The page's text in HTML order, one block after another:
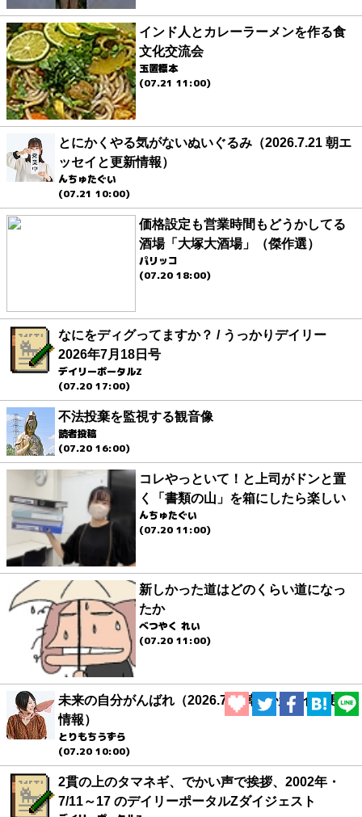
インド人とカレーラーメンを作る食
文化交流会
玉置標本
(07.21 11:00)
とにかくやる気がないぬいぐるみ（2026.7.21 朝エ
ッセイと更新情報）
んちゅたぐい
(07.21 10:00)
価格設定も営業時間もどうかしてる
酒場「大塚大酒場」（傑作選）
パリッコ
(07.20 18:00)
なにをディグってますか？ / うっかりデイリー
2026年7月18日号
デイリーポータルZ
(07.20 17:00)
不法投棄を監視する観音像
読者投稿
(07.20 16:00)
コレやっといて！と上司がドンと置
く「書類の山」を箱にしたら楽しい
んちゅたぐい
(07.20 11:00)
新しかった道はどのくらい道になっ
たか
べつやく れい
(07.20 11:00)
未来の自分がんばれ（2026.7.20 朝エッセイと更新
情報）
とりもちうずら
(07.20 10:00)
2貫の上のタマネギ、でかい声で挨拶、2002年・
7/11～17 のデイリーポータルZダイジェスト